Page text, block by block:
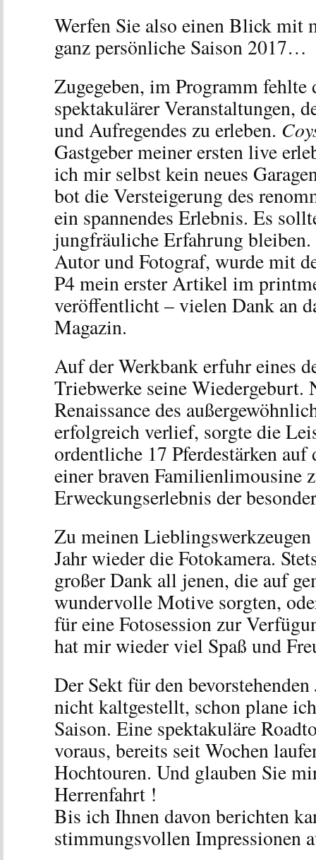
Werfen Sie also einen Blick mit
ganz persönliche Saison 2017…
Zugegeben, im Programm fehlte
spektakulärer Veranstaltungen,
und Aufregendes zu erleben.
Gastgeber meiner ersten live
ich mir selbst kein neues
bot die Versteigerung des
ein spannendes Erlebnis. Es
jungfräuliche Erfahrung
Autor und Fotograf, wurde mit
P4 mein erster Artikel im
veröffentlicht – vielen Dank an
Magazin.
Auf der Werkbank erfuhr eines
Triebwerke seine Wiedergeburt.
Renaissance des
erfolgreich verlief, sorgte die
ordentliche 17 Pferdestärken
einer braven Familienlimousine
Erweckungserlebnis der
Zu meinen
Jahr wieder die Fotokamera.
großer Dank all jenen, die auf
wundervolle Motive sorgten,
für eine Fotosession zur
hat mir wieder viel Spaß und
Der Sekt für den
nicht kaltgestellt, schon plane
Saison. Eine spektakuläre
voraus, bereits seit Wochen
Hochtouren. Und glauben Sie
Herrenfahrt !
Bis ich Ihnen davon berichten
stimmungsvollen Impressionen